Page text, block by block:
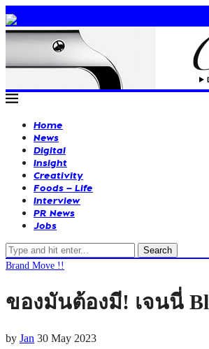
Home
News
Digital
Insight
Creativity
Foods – Life
Interview
PR News
Jobs
Search
Brand Move !!
ของมันต้องมี! เจนนี่
by Jan 30 May 2023